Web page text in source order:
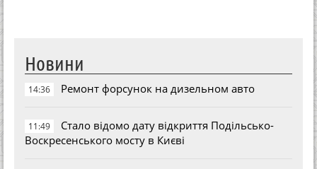
Новини
14:36 Ремонт форсунок на дизельном авто
11:49
Стало відомо дату відкриття Подільсько-
Воскресенського мосту в Києві